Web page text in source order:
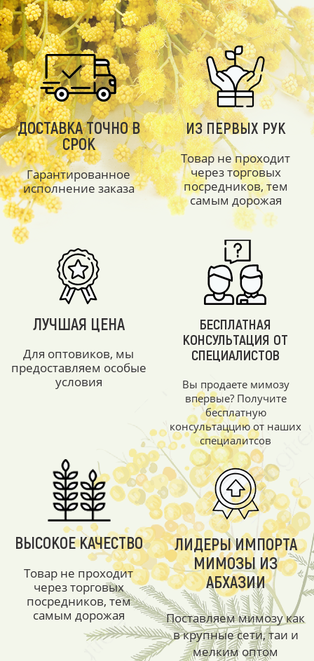
ДОСТАВКА ТОЧНО В
СРОК
Гарантированное
исполнение заказа
ИЗ ПЕРВЫХ РУК
Товар не проходит
через торговых
посредников, тем
самым дорожая
ЛУЧШАЯ ЦЕНА
Для оптовиков, мы
предоставляем особые
условия
БЕСПЛАТНАЯ
КОНСУЛЬТАЦИЯ ОТ
СПЕЦИАЛИСТОВ
Вы продаете мимозу
впервые? Получите
бесплатную
консультаццию от наших
специалитсов
ВЫСОКОЕ КАЧЕСТВО
Товар не проходит
через торговых
посредников, тем
самым дорожая
ЛИДЕРЫ ИМПОРТА
МИМОЗЫ ИЗ
АБХАЗИИ
Поставляем мимозу как
в крупные сети, таи и
мелким оптом